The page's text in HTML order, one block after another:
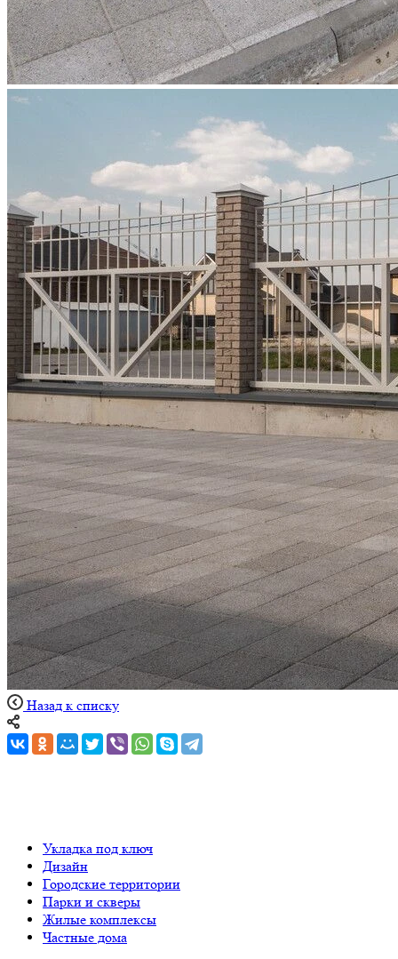
Назад к списку
Укладка под ключ
Дизайн
Городские территории
Парки и скверы
Жилые комплексы
Частные дома